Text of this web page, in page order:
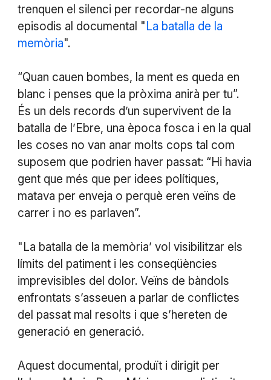
trenquen el silenci per recordar-ne alguns
episodis al documental " La batalla de la
memòria".
“Quan cauen bombes, la ment es queda en
blanc i penses que la pròxima anirà per tu”.
És un dels records d’un supervivent de la
batalla de l’Ebre, una època fosca i en la qual
les coses no van anar molts cops tal com
suposem que podrien haver passat: “Hi havia
gent que més que per idees polítiques,
matava per enveja o perquè eren veïns de
carrer i no es parlaven”.
"La batalla de la memòria’ vol visibilitzar els
límits del patiment i les conseqüències
imprevisibles del dolor. Veïns de bàndols
enfrontats s’asseuen a parlar de conflictes
del passat mal resolts i que s’hereten de
generació en generació.
Aquest documental, produït i dirigit per